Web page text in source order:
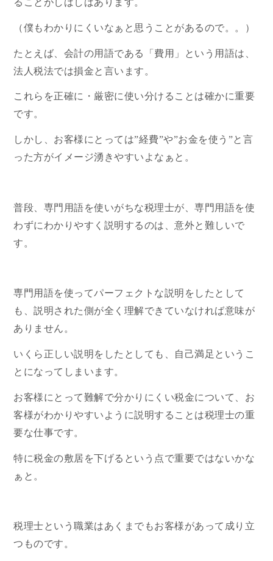
ることがしばしばあります。
（僕もわかりにくいなぁと思うことがあるので。。）
たとえば、会計の用語である「費用」という用語は、
法人税法では損金と言います。
これらを正確に・厳密に使い分けることは確かに重要
です。
しかし、お客様にとっては”経費”や”お金を使う”と言
った方がイメージ湧きやすいよなぁと。
普段、専門用語を使いがちな税理士が、専門用語を使
わずにわかりやすく説明するのは、意外と難しいで
す。
専門用語を使ってパーフェクトな説明をしたとして
も、説明された側が全く理解できていなければ意味が
ありません。
いくら正しい説明をしたとしても、自己満足というこ
とになってしまいます。
お客様にとって難解で分かりにくい税金について、お
客様がわかりやすいように説明することは税理士の重
要な仕事です。
特に税金の敷居を下げるという点で重要ではないかな
ぁと。
税理士という職業はあくまでもお客様があって成り立
つものです。